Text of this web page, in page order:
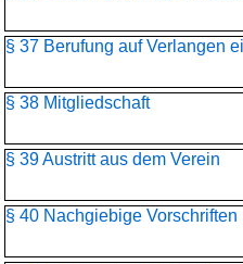
§ 37 Berufung auf Verlangen
§ 38 Mitgliedschaft
§ 39 Austritt aus dem Verein
§ 40 Nachgiebige Vorschriften